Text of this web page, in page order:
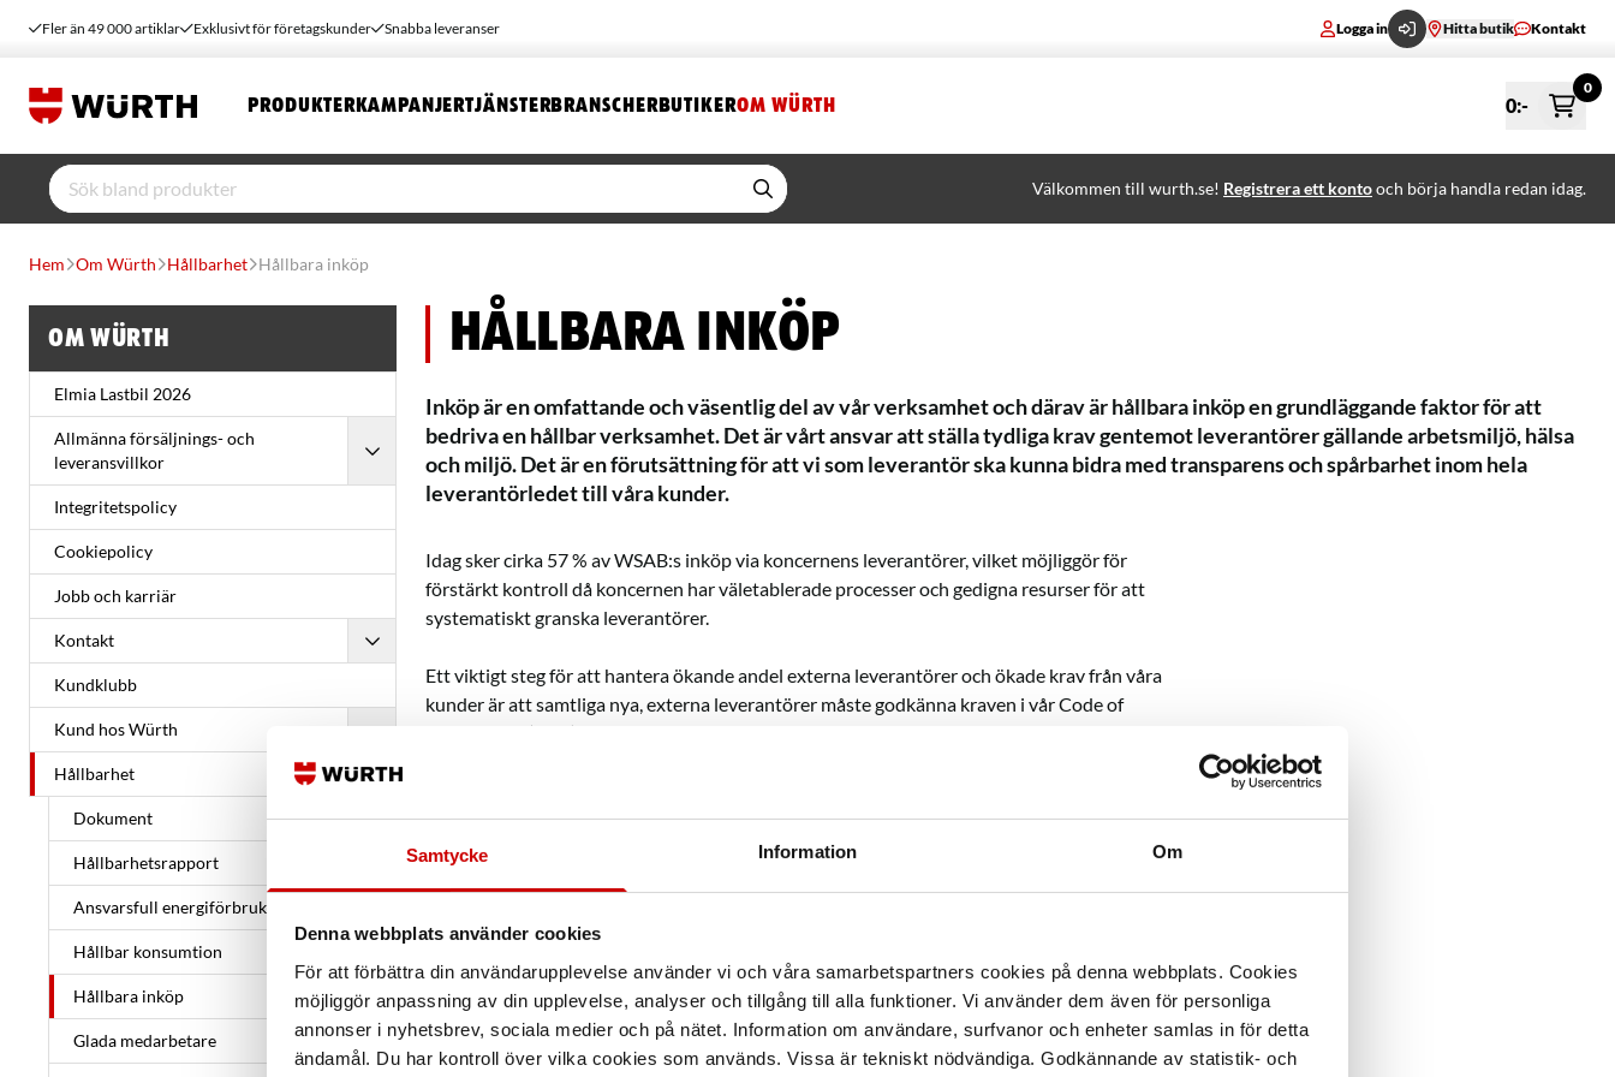
Samtycke Information Om
Denna webbplats använder cookies
För att förbättra din användarupplevelse använder vi och våra samarbetspartners cookies på denna webbplats. Cookies
möjliggör anpassning av din upplevelse, analyser och tillgång till alla funktioner. Vi använder dem även för personliga
annonser i nyhetsbrev, sociala medier och på nätet. Information om användare, surfvanor och enheter samlas in för detta
ändamål. Du har kontroll över vilka cookies som används. Vissa är tekniskt nödvändiga. Godkännande av statistik- och
Fler än 49 000 artiklar Exklusivt för företagskunder Snabba leveranser Logga in Hitta butik Kontakt
PRODUKTER KAMPANJERTJÄNSTERBRANSCHERBUTIKEROM WÜRTH 0:-
0
Välkommen till wurth.se! Registrera ett kontooch börja handla redan idag.
Hem Om Würth Hållbarhet Hållbara inköp
Om Würth
Elmia Lastbil 2026
Allmänna försäljnings- och
leveransvillkor
Integritetspolicy
Cookiepolicy
Jobb och karriär
Kontakt
Kundklubb
Kund hos Würth
Hållbarhet
Dokument
Hållbarhetsrapport
Ansvarsfull energiförbrukning
Hållbar konsumtion
Hållbara inköp
Glada medarbetare
Hållbara inköp
Inköp är en omfattande och väsentlig del av vår verksamhet och därav är hållbara inköp en grundläggande faktor för att
bedriva en hållbar verksamhet. Det är vårt ansvar att ställa tydliga krav gentemot leverantörer gällande arbetsmiljö, hälsa
och miljö. Det är en förutsättning för att vi som leverantör ska kunna bidra med transparens och spårbarhet inom hela
leverantörledet till våra kunder.
Idag sker cirka 57 % av WSAB:s inköp via koncernens leverantörer, vilket möjliggör för
förstärkt kontroll då koncernen har väletablerade processer och gedigna resurser för att
systematiskt granska leverantörer.
Ett viktigt steg för att hantera ökande andel externa leverantörer och ökade krav från våra
kunder är att samtliga nya, externa leverantörer måste godkänna kraven i vår Code of
Compliance (CoC). CoC är en uppförandekod som innehåller etiska riktlinjer och krav som vi
köpeavtalet mellan leverantören och oss. Sedan 2022 utökas det ytterligare med den
fullständiga versionen av CoC som går djupare inom miljömässiga krav såsom hantering av
Genom kravet att samtliga externa leverantörer måste åta sig att följa vår CoC kan vi i ett
första steg säkerställa att samtliga leverantörer är medvetna om våra riktlinjer, nästa steg är
att säkerställa efterlevnad och där arbetar vi just nu med att utveckla befintliga rutiner för
uppföljning. För att kunna säkerställa hållbara leverantörskedjor gentemot våra kunder är